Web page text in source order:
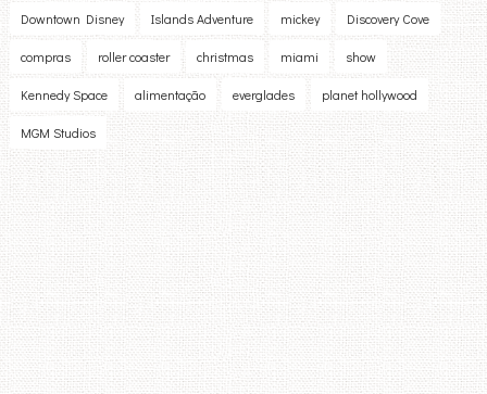
Downtown Disney Islands Adventure mickey Discovery Cove
compras roller coaster christmas miami show
Kennedy Space alimentação everglades planet hollywood
MGM Studios